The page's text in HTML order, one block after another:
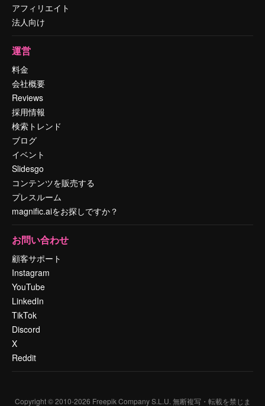
アフィリエイト
法人向け
運営
料金
会社概要
Reviews
採用情報
検索トレンド
ブログ
イベント
Slidesgo
コンテンツを販売する
プレスルーム
magnific.aiをお探しですか？
お問い合わせ
顧客サポート
Instagram
YouTube
LinkedIn
TikTok
Discord
X
Reddit
Copyright © 2010-2026 Freepik Company S.L.U. 無断複写・転載を禁じま